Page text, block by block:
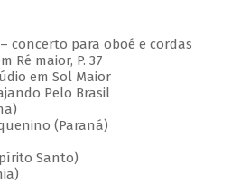
concerto para oboé e cordas
Ré maior, P. 37
em Sol Maior
Pelo Brasil
(Paraná)
Santo)